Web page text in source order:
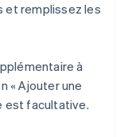
et remplissez les
à
« Ajouter une
est facultative.